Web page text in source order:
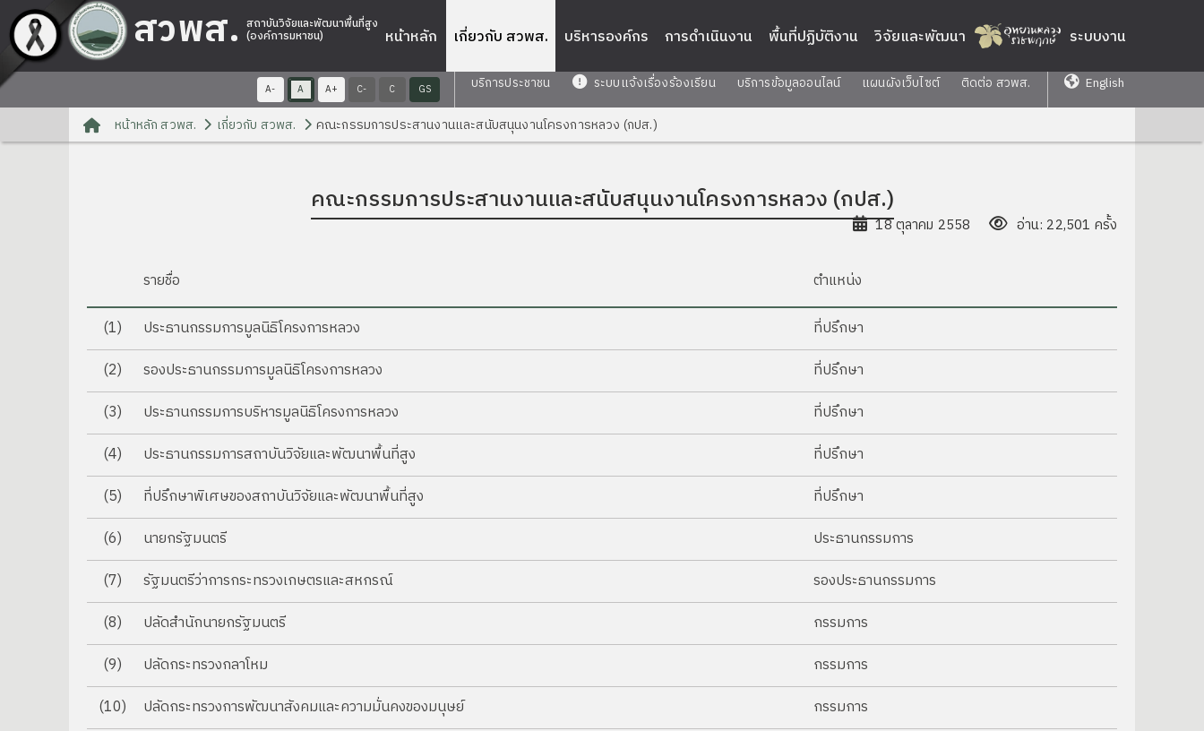
สวพส. สถาบันวิจัยและพัฒนาพื้นที่สูง
(องค์การมหาชน) หน้าหลัก เกี่ยวกับ สวพส. บริหารองค์กร การดำเนินงาน พื้นที่ปฏิบัติงาน วิจัยและพัฒนา ระบบงาน
A- A A+ C- C GS บริการประชาชน ระบบแจ้งเรื่องร้องเรียน บริการข้อมูลออนไลน์ แผนผังเว็บไซต์ ติดต่อ สวพส. English
หน้าหลัก สวพส. เกี่ยวกับ สวพส. คณะกรรมการประสานงานและสนับสนุนงานโครงการหลวง (กปส.)
คณะกรรมการประสานงานและสนับสนุนงานโครงการหลวง (กปส.)
18 ตุลาคม 2558 อ่าน: 22,501 ครั้ง
รายชื่อ
ตำแหน่ง
(1)
ประธานกรรมการมูลนิธิโครงการหลวง
ที่ปรึกษา
(2)
รองประธานกรรมการมูลนิธิโครงการหลวง
ที่ปรึกษา
(3)
ประธานกรรมการบริหารมูลนิธิโครงการหลวง
ที่ปรึกษา
(4)
ประธานกรรมการสถาบันวิจัยและพัฒนาพื้นที่สูง
ที่ปรึกษา
(5)
ที่ปรึกษาพิเศษของสถาบันวิจัยและพัฒนาพื้นที่สูง
ที่ปรึกษา
(6)
นายกรัฐมนตรี
ประธานกรรมการ
(7)
รัฐมนตรีว่าการกระทรวงเกษตรและสหกรณ์
รองประธานกรรมการ
(8)
ปลัดสำนักนายกรัฐมนตรี
กรรมการ
(9)
ปลัดกระทรวงกลาโหม
กรรมการ
(10)
ปลัดกระทรวงการพัฒนาสังคมและความมั่นคงของมนุษย์
กรรมการ